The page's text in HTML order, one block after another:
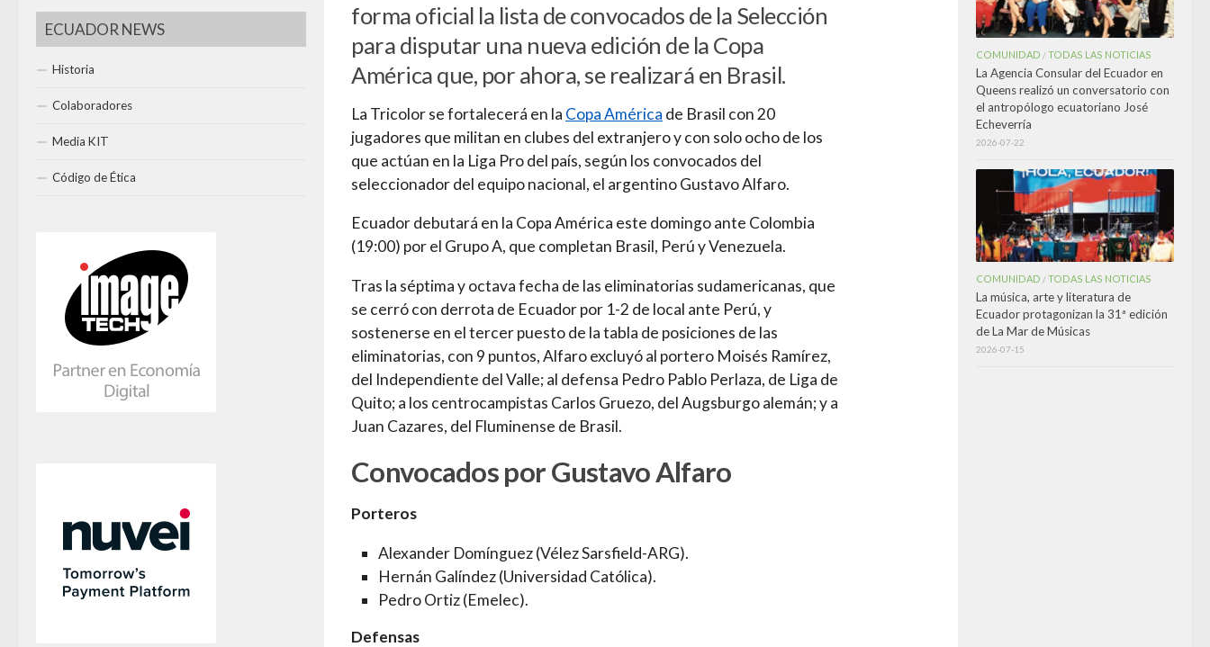
forma oficial la lista de convocados de la Selección
para disputar una nueva edición de la Copa
América que, por ahora, se realizará en Brasil.
La Tricolor se fortalecerá en la Copa América de Brasil con 20
jugadores que militan en clubes del extranjero y con solo ocho de los
que actúan en la Liga Pro del país, según los convocados del
seleccionador del equipo nacional, el argentino Gustavo Alfaro.
Ecuador debutará en la Copa América este domingo ante Colombia
(19:00) por el Grupo A, que completan Brasil, Perú y Venezuela.
Tras la séptima y octava fecha de las eliminatorias sudamericanas, que
se cerró con derrota de Ecuador por 1-2 de local ante Perú, y
sostenerse en el tercer puesto de la tabla de posiciones de las
eliminatorias, con 9 puntos, Alfaro excluyó al portero Moisés Ramírez,
del Independiente del Valle; al defensa Pedro Pablo Perlaza, de Liga de
Quito; a los centrocampistas Carlos Gruezo, del Augsburgo alemán; y a
Juan Cazares, del Fluminense de Brasil.
Convocados por Gustavo Alfaro
Porteros
Alexander Domínguez (Vélez Sarsfield-ARG).
Hernán Galíndez (Universidad Católica).
Pedro Ortiz (Emelec).
Defensas
ECUADOR NEWS
Historia
Colaboradores
Media KIT
Código de Ética
COMUNIDAD /TODAS LAS NOTICIAS
La Agencia Consular del Ecuador en
Queens realizó un conversatorio con
el antropólogo ecuatoriano José
Echeverría
2026-07-22
COMUNIDAD /TODAS LAS NOTICIAS
La música, arte y literatura de
Ecuador protagonizan la 31ª edición
de La Mar de Músicas
2026-07-15